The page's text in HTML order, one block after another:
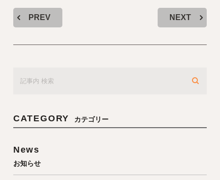
PREV NEXT
CATEGORY カテゴリー
News
お知らせ